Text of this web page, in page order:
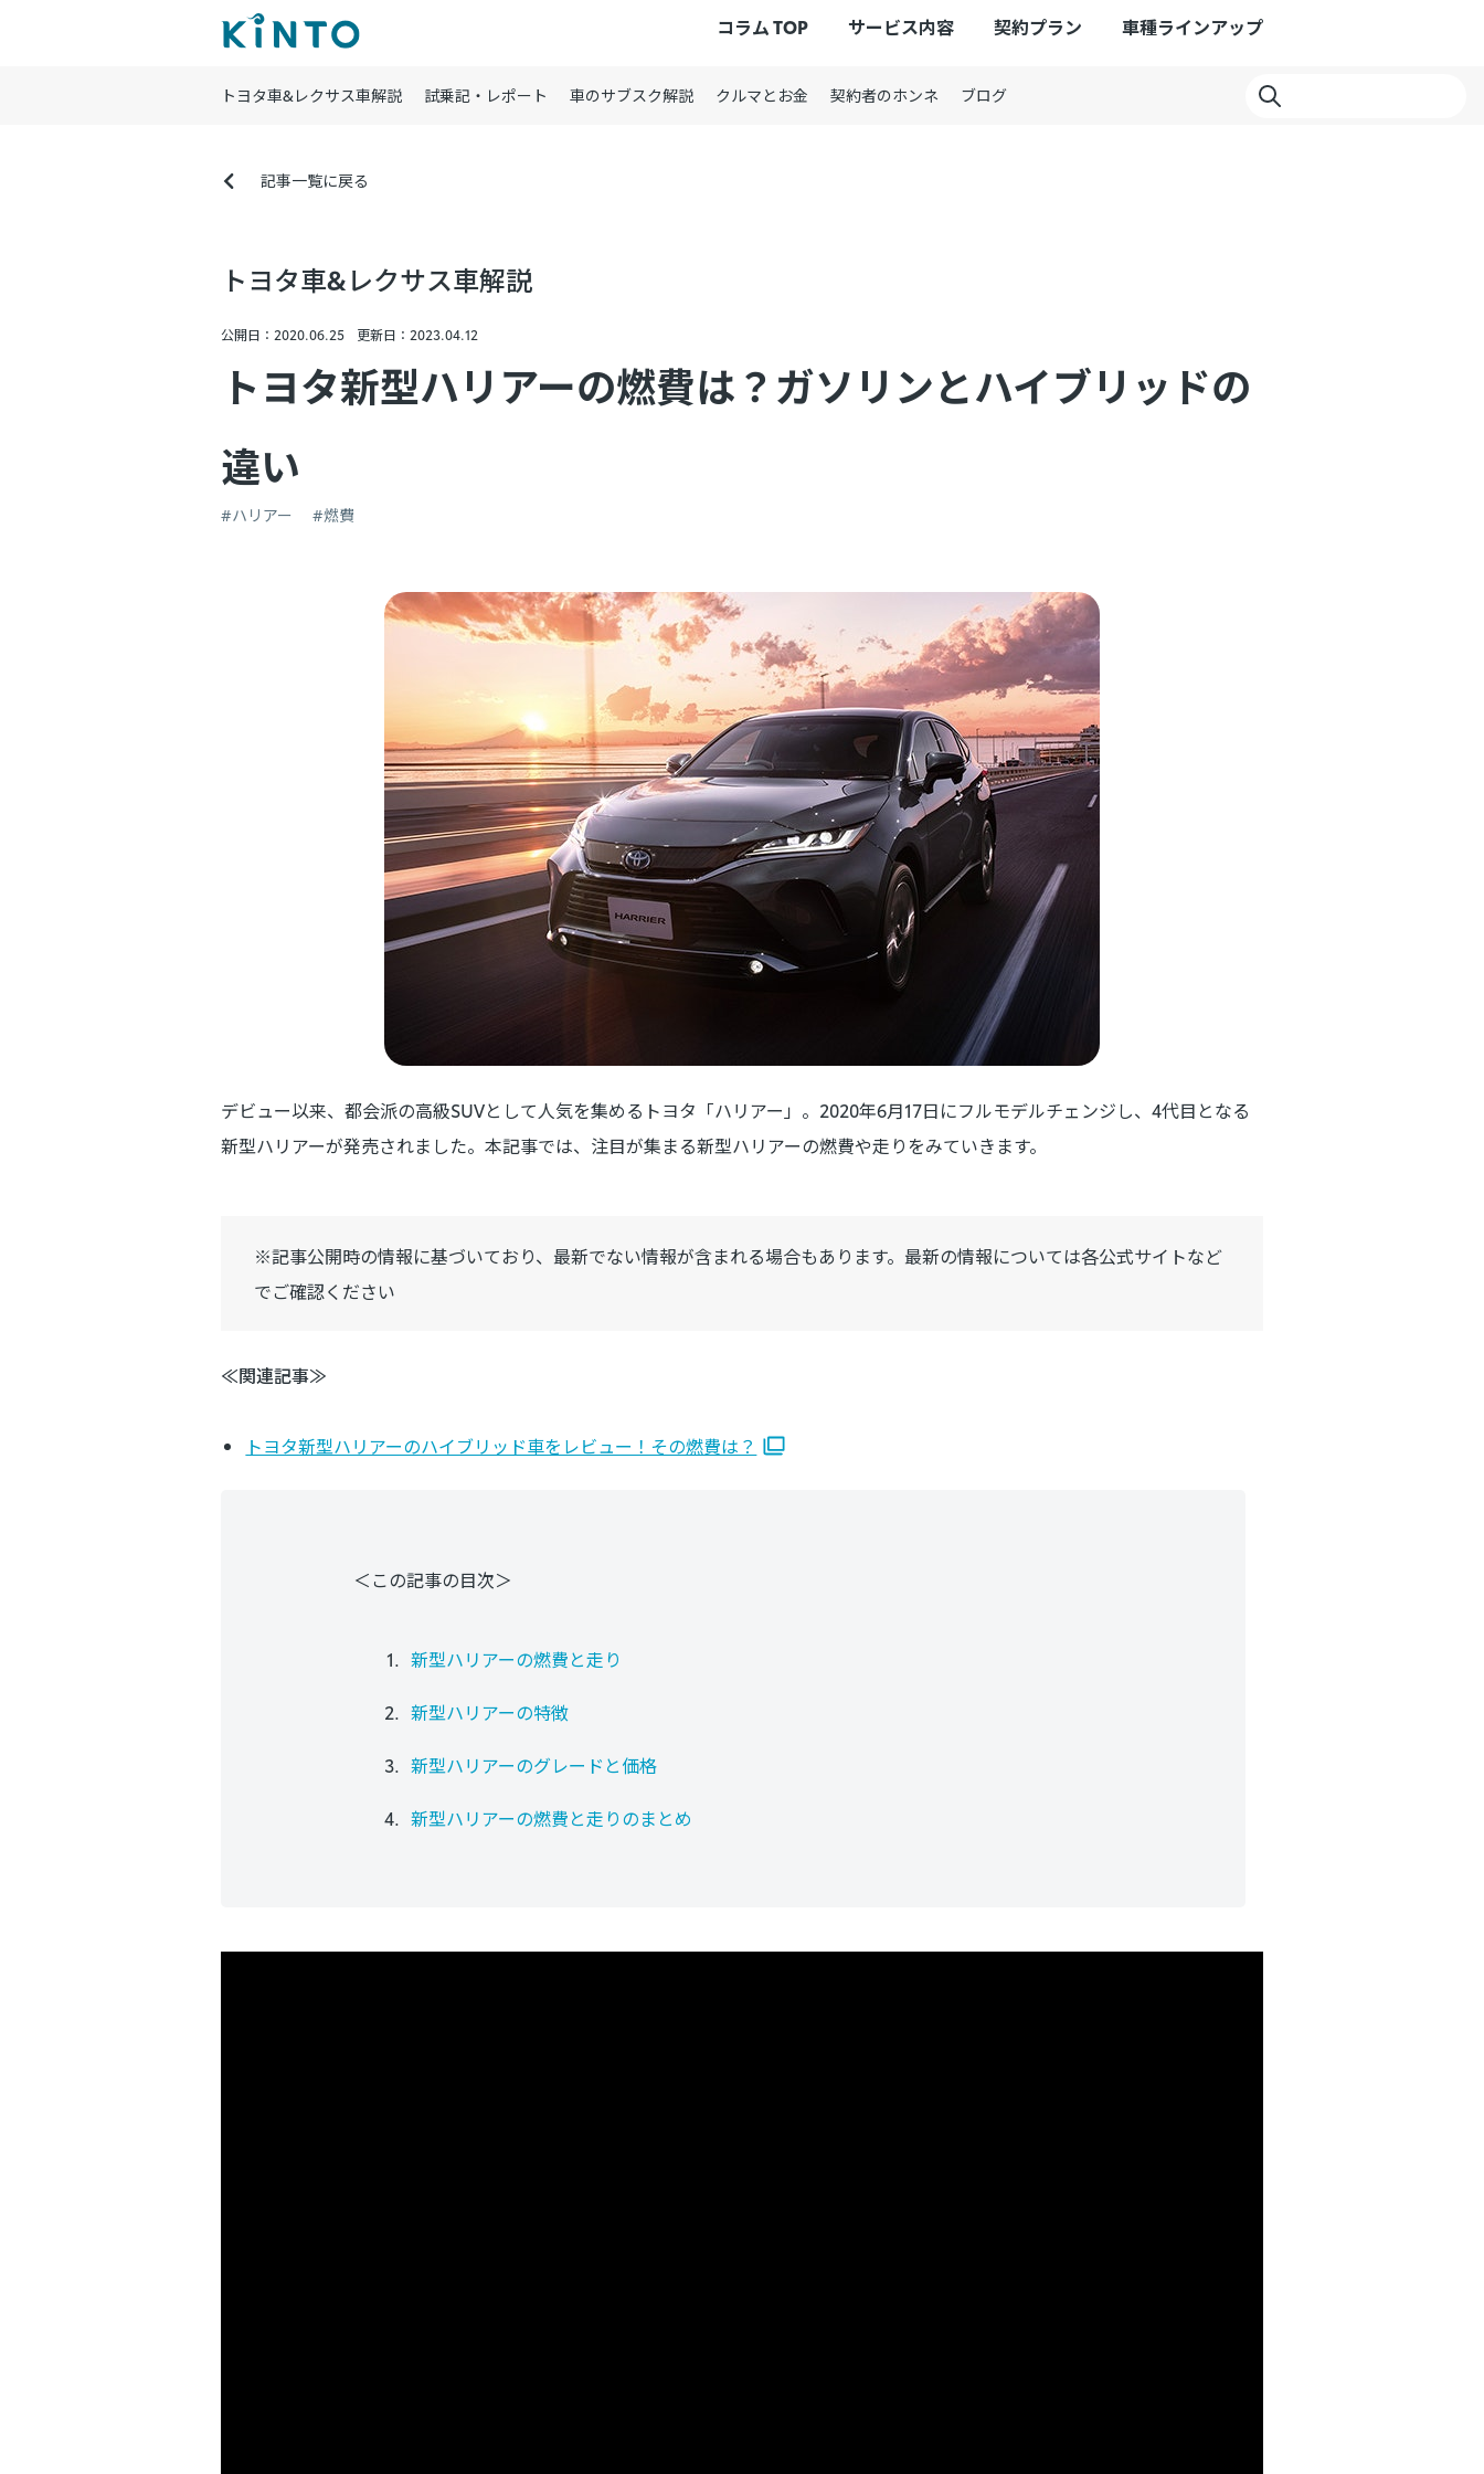
コラム TOP サービス内容 契約プラン 車種ラインアップ
トヨタ車&レクサス車解説 試乗記・レポート 車のサブスク解説 クルマとお金 契約者のホンネ ブログ
記事一覧に戻る
トヨタ車&レクサス車解説
公開日：2020.06.25 更新日：2023.04.12
トヨタ新型ハリアーの燃費は？ガソリンとハイブリッドの
違い
#ハリアー #燃費
デビュー以来、都会派の高級SUVとして人気を集めるトヨタ「ハリアー」。2020年6月17日にフルモデルチェンジし、4代目となる
新型ハリアーが発売されました。本記事では、注目が集まる新型ハリアーの燃費や走りをみていきます。
※記事公開時の情報に基づいており、最新でない情報が含まれる場合もあります。最新の情報については各公式サイトなど
でご確認ください
≪関連記事≫
トヨタ新型ハリアーのハイブリッド車をレビュー！その燃費は？
＜この記事の目次＞
新型ハリアーの燃費と走り
新型ハリアーの特徴
新型ハリアーのグレードと価格
新型ハリアーの燃費と走りのまとめ